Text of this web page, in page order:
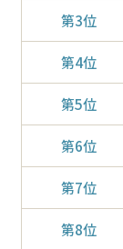
第3位
第4位
第5位
第6位
第7位
第8位